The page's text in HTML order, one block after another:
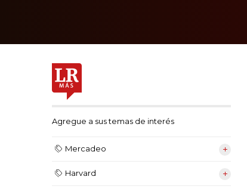
Agregue a sus temas de interés
Mercadeo
Harvard